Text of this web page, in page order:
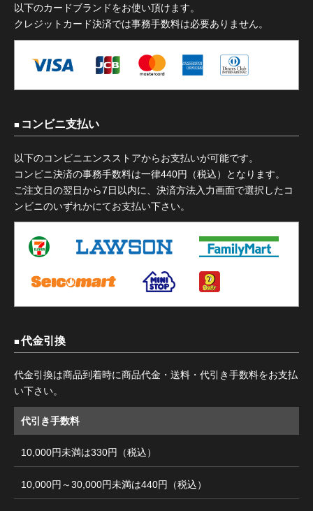
以下のカードブランドをお使い頂けます。
クレジットカード決済では事務手数料は必要ありません。
コンビニ支払い
以下のコンビニエンスストアからお支払いが可能です。
コンビニ決済の事務手数料は一律440円（税込）となります。
ご注文日の翌日から7日以内に、決済方法入力画面で選択したコ
ンビニのいずれかにてお支払い下さい。
代金引換
代金引換は商品到着時に商品代金・送料・代引き手数料をお支払
い下さい。
代引き手数料
10,000円未満は330円（税込）
10,000円～30,000円未満は440円（税込）